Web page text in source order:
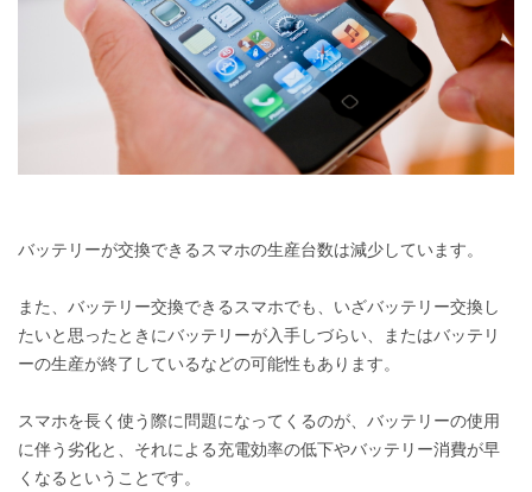
バッテリーが交換できるスマホの生産台数は減少しています。
また、バッテリー交換できるスマホでも、いざバッテリー交換し
たいと思ったときにバッテリーが入手しづらい、またはバッテリ
ーの生産が終了しているなどの可能性もあります。
スマホを長く使う際に問題になってくるのが、バッテリーの使用
に伴う劣化と、それによる充電効率の低下やバッテリー消費が早
くなるということです。